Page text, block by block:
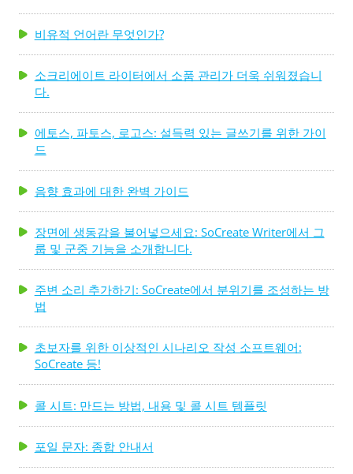
비유적 언어란 무엇인가?
소크리에이트 라이터에서 소품 관리가 더욱 쉬워졌습니
다.
에토스, 파토스, 로고스: 설득력 있는 글쓰기를 위한 가이
드
음향 효과에 대한 완벽 가이드
장면에 생동감을 불어넣으세요: SoCreate Writer에서 그
룹 및 군중 기능을 소개합니다.
주변 소리 추가하기: SoCreate에서 분위기를 조성하는 방
법
초보자를 위한 이상적인 시나리오 작성 소프트웨어:
SoCreate 등!
콜 시트: 만드는 방법, 내용 및 콜 시트 템플릿
포일 문자: 종합 안내서